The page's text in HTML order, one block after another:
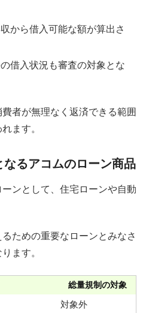
から借入可能な額が算出さ
借入状況も審査の対象とな
者が無理なく返済できる範囲
ます。
るアコムのローン商品
ンとして、住宅ローンや自動
ための重要なローンとみなさ
ます。
総量規制の対象
対象外